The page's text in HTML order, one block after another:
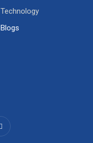
Technology
Blogs